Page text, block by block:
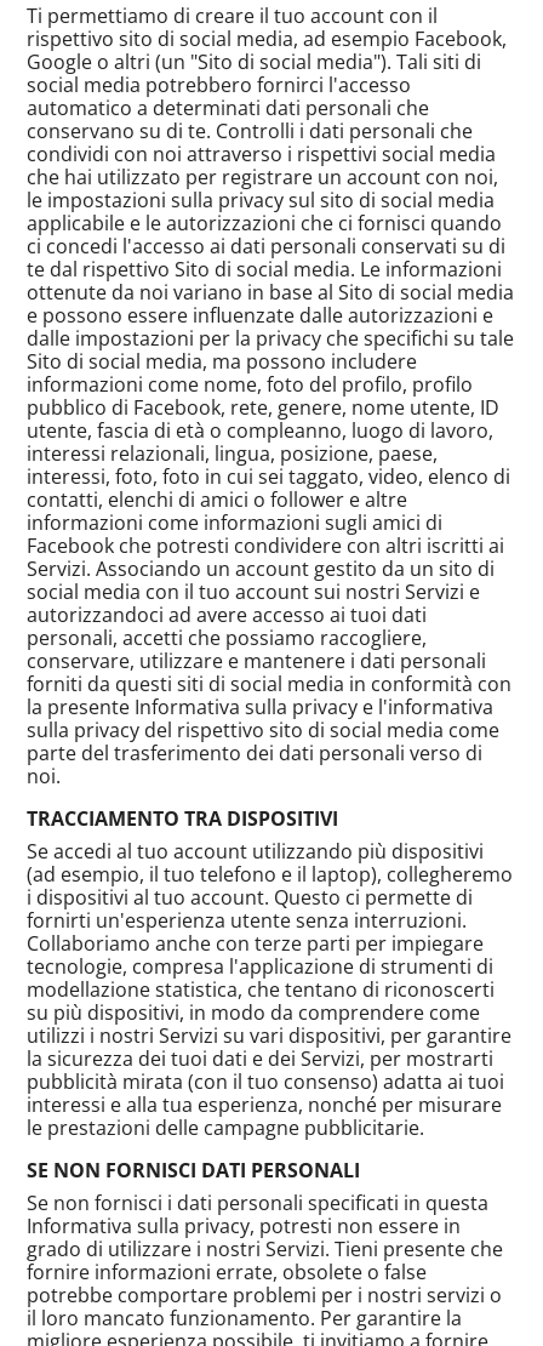
Ti permettiamo di creare il tuo account con il
rispettivo sito di social media, ad esempio Facebook,
Google o altri (un "Sito di social media"). Tali siti di
social media potrebbero fornirci l'accesso
automatico a determinati dati personali che
conservano su di te. Controlli i dati personali che
condividi con noi attraverso i rispettivi social media
che hai utilizzato per registrare un account con noi,
le impostazioni sulla privacy sul sito di social media
applicabile e le autorizzazioni che ci fornisci quando
ci concedi l'accesso ai dati personali conservati su di
te dal rispettivo Sito di social media. Le informazioni
ottenute da noi variano in base al Sito di social media
e possono essere influenzate dalle autorizzazioni e
dalle impostazioni per la privacy che specifichi su tale
Sito di social media, ma possono includere
informazioni come nome, foto del profilo, profilo
pubblico di Facebook, rete, genere, nome utente, ID
utente, fascia di età o compleanno, luogo di lavoro,
interessi relazionali, lingua, posizione, paese,
interessi, foto, foto in cui sei taggato, video, elenco di
contatti, elenchi di amici o follower e altre
informazioni come informazioni sugli amici di
Facebook che potresti condividere con altri iscritti ai
Servizi. Associando un account gestito da un sito di
social media con il tuo account sui nostri Servizi e
autorizzandoci ad avere accesso ai tuoi dati
personali, accetti che possiamo raccogliere,
conservare, utilizzare e mantenere i dati personali
forniti da questi siti di social media in conformità con
la presente Informativa sulla privacy e l'informativa
sulla privacy del rispettivo sito di social media come
parte del trasferimento dei dati personali verso di
noi.
TRACCIAMENTO TRA DISPOSITIVI
Se accedi al tuo account utilizzando più dispositivi
(ad esempio, il tuo telefono e il laptop), collegheremo
i dispositivi al tuo account. Questo ci permette di
fornirti un'esperienza utente senza interruzioni.
Collaboriamo anche con terze parti per impiegare
tecnologie, compresa l'applicazione di strumenti di
modellazione statistica, che tentano di riconoscerti
su più dispositivi, in modo da comprendere come
utilizzi i nostri Servizi su vari dispositivi, per garantire
la sicurezza dei tuoi dati e dei Servizi, per mostrarti
pubblicità mirata (con il tuo consenso) adatta ai tuoi
interessi e alla tua esperienza, nonché per misurare
le prestazioni delle campagne pubblicitarie.
SE NON FORNISCI DATI PERSONALI
Se non fornisci i dati personali specificati in questa
Informativa sulla privacy, potresti non essere in
grado di utilizzare i nostri Servizi. Tieni presente che
fornire informazioni errate, obsolete o false
potrebbe comportare problemi per i nostri servizi o
il loro mancato funzionamento. Per garantire la